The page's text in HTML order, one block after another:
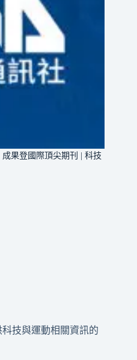
果登國際頂尖期刊 | 科技
科技與運動相關資訊的